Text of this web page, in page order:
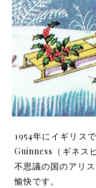
1954年にイギリス
Guinness（ギネス
不思議の国のアリ
愉快です。